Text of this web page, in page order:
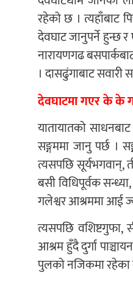
रहेको छ । त्यहाँबाट
देवघाट जानुपर्ने हुन्छ
नारायणगढ
। दासढुंगाबाट सवारी
देवघाटमा गएर के के
यातायातको
सङ्गममा जानु पर्छ ।
त्यसपछि सूर्यभगवान्,
बसी विधिपूर्वक
गलेश्वर आश्रममा आई
त्यसपछि वशिष्टगुफा,
आश्रम हुँदै दुर्गा
पुलको नजिकमा रहेका